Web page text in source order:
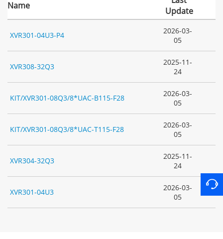
Name
Update
XVR301-04U3-P4
2026-03-
05
XVR308-32Q3
2025-11-
24
KIT/XVR301-08Q3/8*UAC-B115-F28
2026-03-
05
KIT/XVR301-08Q3/8*UAC-T115-F28
2026-03-
05
XVR304-32Q3
2025-11-
24
XVR301-04U3
2026-03-
05